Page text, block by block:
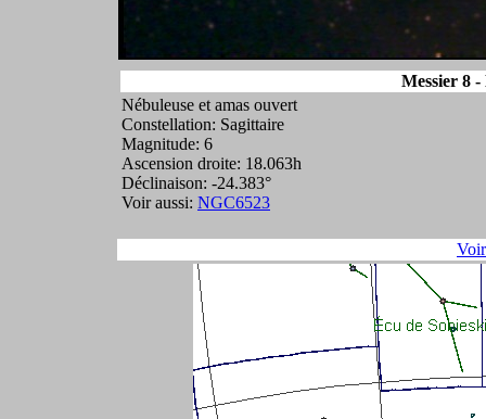
Messier 8 -
Nébuleuse et amas ouvert
Constellation: Sagittaire
Magnitude: 6
Ascension droite: 18.063h
Déclinaison: -24.383°
Voir aussi: NGC6523